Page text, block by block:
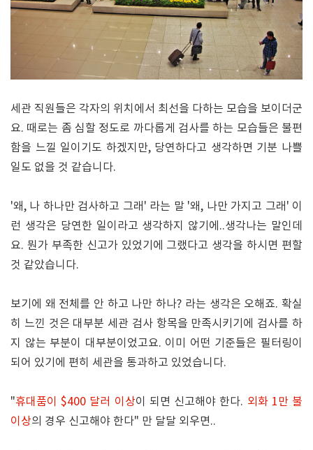
세관 직원들은 각자의 위치에서 최선을 다하는 모습을 보이더군
요. 때로는 좀 심할 정도로 까다롭게 검사를 하는 모습들은 불편
함을 느낄 일이기도 하겠지만, 당연하다고 생각하면 기분 나쁠
일도 없을 것 같습니다.
'왜, 나 하나만 검사하고 그래' 라는 말 '왜, 나만 가지고 그래' 이
런 생각은 당연한 일이라고 생각하지 않기에..생각나는 말인데
요. 뭔가 부족한 신고가 있었기에 그랬다고 생각을 하시면 편할
것 같았습니다.
보기에 왜 전체를 안 하고 나만 하나? 라는 생각은 오해죠. 확실
히 느낀 것은 대부분 세관 검사 항목을 만족시키기에 검사를 하
지 않는 부분이 대부분이었고요. 이미 어떤 기준들은 필터링이
되어 있기에 편히 세관을 통과하고 있었습니다.
"휴대품이 $400 달러 이상이 되면 신고해야 한다. 외화 1만 불
이상의 경우 신고해야 한다" 만 달달 외우면..